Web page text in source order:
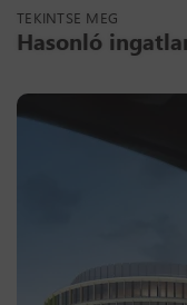
TEKINTSE MEG
Hasonló